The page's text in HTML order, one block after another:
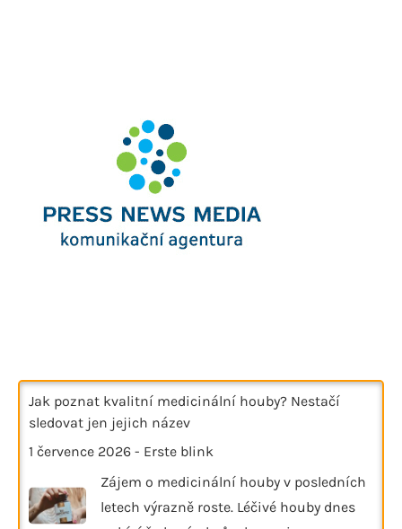
Jak poznat kvalitní medicinální houby? Nestačí
sledovat jen jejich název
1 července 2026 - Erste blink
Zájem o medicinální houby v posledních
letech výrazně roste. Léčivé houby dnes